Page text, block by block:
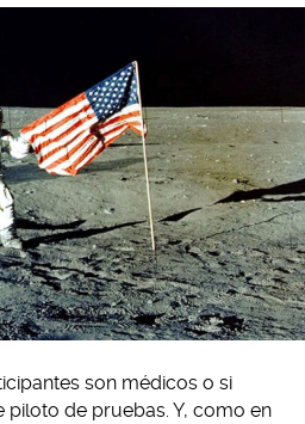
son médicos o si
de pruebas. Y, como en